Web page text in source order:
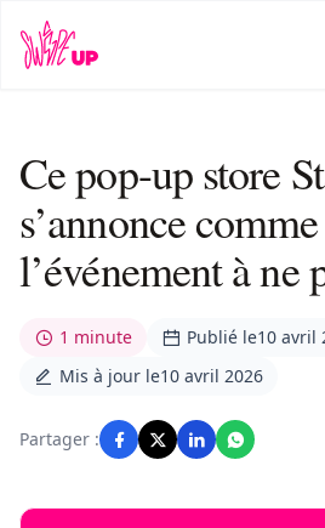
Ce pop-up store
s’annonce comme
l’événement à ne
1 minute Publié le10 avril
Mis à jour le10 avril 2026
Partager :